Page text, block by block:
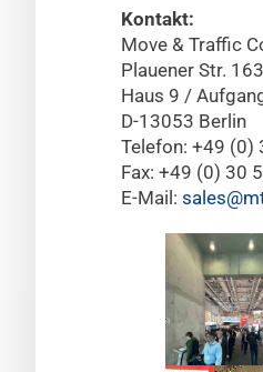
Kontakt:
Move & Traffic
Plauener Str.
Haus 9 /
D-13053 Berlin
Telefon: +49 (0)
Fax: +49 (0) 30
E-Mail: